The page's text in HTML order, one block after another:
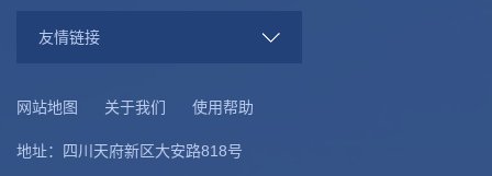
友情链接
网站地图 关于我们 使用帮助
地址：四川天府新区大安路818号